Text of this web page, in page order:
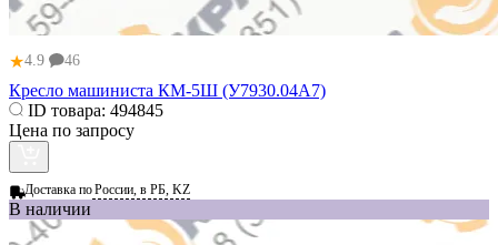
★4.9 46
Кресло машиниста КМ-5Ш (У7930.04А7)
ID товара: 494845
Цена по запросу
Доставка поРоссии, в РБ, KZ
В наличии